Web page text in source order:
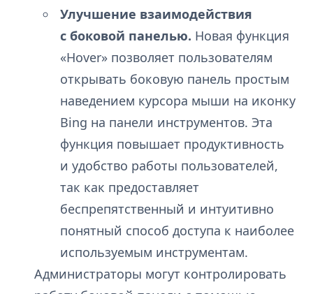
Улучшение взаимодействия
с боковой панелью. Новая функция
«Hover» позволяет пользователям
открывать боковую панель простым
наведением курсора мыши на иконку
Bing на панели инструментов. Эта
функция повышает продуктивность
и удобство работы пользователей,
так как предоставляет
беспрепятственный и интуитивно
понятный способ доступа к наиболее
используемым инструментам.
Администраторы могут контролировать